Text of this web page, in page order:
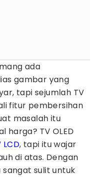
ada
gambar yang
tapi sejumlah TV
fitur pembersihan
masalah itu
harga? TV OLED
LCD, tapi itu wajar
di atas. Dengan
sulit untuk